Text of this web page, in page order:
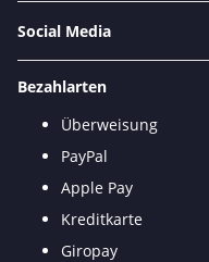
Social Media
Bezahlarten
Überweisung
PayPal
Apple Pay
Kreditkarte
Giropay